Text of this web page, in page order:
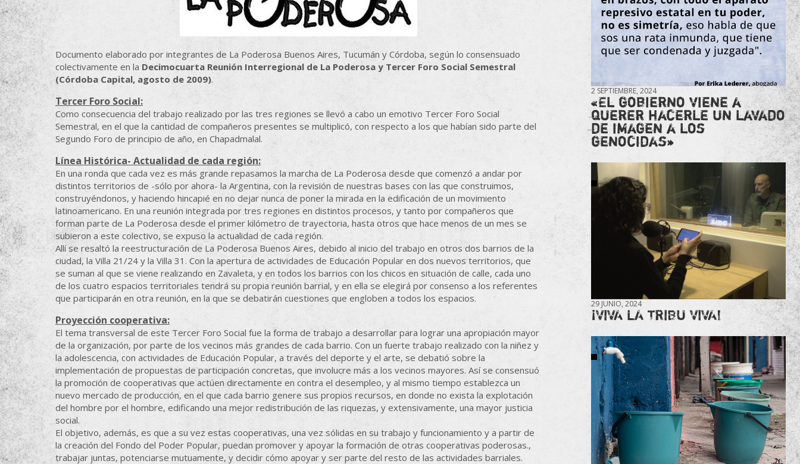
Documento elaborado por integrantes de La Poderosa Buenos Aires, Tucumán y Córdoba, según lo consensuado
colectivamente en la Decimocuarta Reunión Interregional de La Poderosa y Tercer Foro Social Semestral
(Córdoba Capital, agosto de 2009).
Tercer Foro Social:
Como consecuencia del trabajo realizado por las tres regiones se llevó a cabo un emotivo Tercer Foro Social
Semestral, en el que la cantidad de compañeros presentes se multiplicó, con respecto a los que habían sido parte del
Segundo Foro de principio de año, en Chapadmalal.
Línea Histórica- Actualidad de cada región:
En una ronda que cada vez es más grande repasamos la marcha de La Poderosa desde que comenzó a andar por
distintos territorios de -sólo por ahora- la Argentina, con la revisión de nuestras bases con las que construimos,
construyéndonos, y haciendo hincapié en no dejar nunca de poner la mirada en la edificación de un movimiento
latinoamericano. En una reunión integrada por tres regiones en distintos procesos, y tanto por compañeros que
forman parte de La Poderosa desde el primer kilómetro de trayectoria, hasta otros que hace menos de un mes se
subieron a este colectivo, se expuso la actualidad de cada región.
Allí se resaltó la reestructuración de La Poderosa Buenos Aires, debido al inicio del trabajo en otros dos barrios de la
ciudad, la Villa 21/24 y la Villa 31. Con la apertura de actividades de Educación Popular en dos nuevos territorios, que
se suman al que se viene realizando en Zavaleta, y en todos los barrios con los chicos en situación de calle, cada uno
de los cuatro espacios territoriales tendrá su propia reunión barrial, y en ella se elegirá por consenso a los referentes
que participarán en otra reunión, en la que se debatirán cuestiones que engloben a todos los espacios.
Proyección cooperativa:
El tema transversal de este Tercer Foro Social fue la forma de trabajo a desarrollar para lograr una apropiación mayor
de la organización, por parte de los vecinos más grandes de cada barrio. Con un fuerte trabajo realizado con la niñez y
la adolescencia, con actividades de Educación Popular, a través del deporte y el arte, se debatió sobre la
implementación de propuestas de participación concretas, que involucre más a los vecinos mayores. Así se consensuó
la promoción de cooperativas que actúen directamente en contra el desempleo, y al mismo tiempo establezca un
nuevo mercado de producción, en el que cada barrio genere sus propios recursos, en donde no exista la explotación
del hombre por el hombre, edificando una mejor redistribución de las riquezas, y extensivamente, una mayor justicia
social.
El objetivo, además, es que a su vez estas cooperativas, una vez sólidas en su trabajo y funcionamiento y a partir de
la creación del Fondo del Poder Popular, puedan promover y apoyar la formación de otras cooperativas poderosas.,
trabajar juntas, potenciarse mutuamente, y decidir cómo apoyar y ser parte del resto de las actividades barriales.
2 SEPTIEMBRE, 2024
«El gobierno viene a
querer hacerle un lavado
de imagen a los
genocidas»
29 JUNIO, 2024
¡VIVA LA TRIBU VIVA!